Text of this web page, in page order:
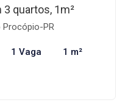
quartos, 1m²
Procópio-PR
1 Vaga 1 m²